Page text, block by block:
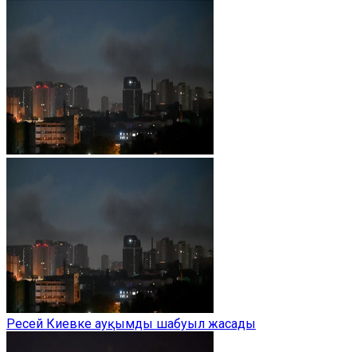
Ресей Киевке ауқымды шабуыл жасады